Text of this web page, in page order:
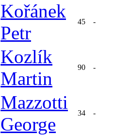
Kořánek
Petr
45 -
Kozlík
Martin
90 -
Mazzotti
George
34 -